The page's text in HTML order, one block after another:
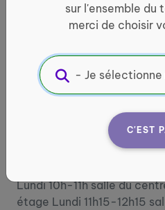
sur l'ensemble du
merci de choisir
C'EST
Cours de
au sol et
ACTIVITÉ PHYSIQUE
Informations
Lundi 10h-11h salle du
étage Lundi 11h15-12h15